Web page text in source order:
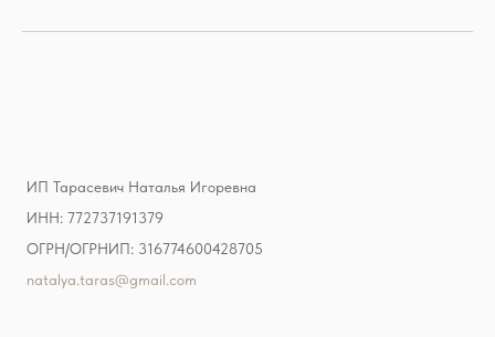
ИП Тарасевич Наталья Игоревна
ИНН: 772737191379
ОГРН/ОГРНИП: 316774600428705
natalya.taras@gmail.com